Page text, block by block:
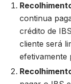
continua
crédito de
cliente será
efetivamente